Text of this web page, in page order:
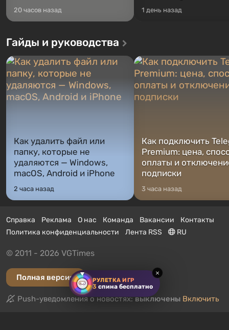
РУЛЕТКА ИГР
3 спина бесплатно
×
20 часов назад 1 день назад
Гайды и руководства
Как удалить файл или
папку, которые не
удаляются — Windows,
macOS, Android и iPhone
2 часа назад
Как подключить
Premium: цена,
оплаты и
подписки
3 часа назад
Справка Реклама О нас Команда Вакансии
Контакты
Политика конфиденциальности
Лента RSS RU
© 2011 - 2026 VGTimes
Полная версия
Push-уведомления о новостях:выключены Включить